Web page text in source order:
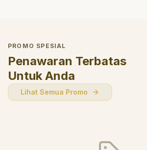
PROMO SPESIAL
Penawaran Terbatas
Untuk Anda
Lihat Semua Promo